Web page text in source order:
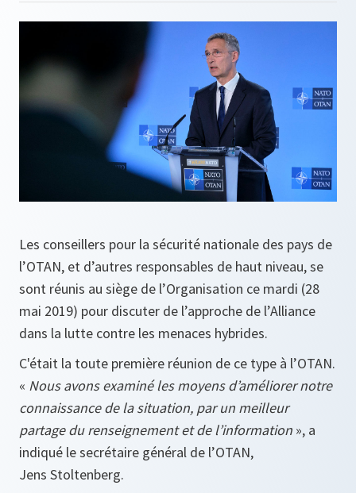
Les conseillers pour la sécurité nationale des pays de
l’OTAN, et d’autres responsables de haut niveau, se
sont réunis au siège de l’Organisation ce mardi (28
mai 2019) pour discuter de l’approche de l’Alliance
dans la lutte contre les menaces hybrides.
C'était la toute première réunion de ce type à l’OTAN.
« Nous avons examiné les moyens d’améliorer notre
connaissance de la situation, par un meilleur
partage du renseignement et de l’information », a
indiqué le secrétaire général de l’OTAN,
Jens Stoltenberg.